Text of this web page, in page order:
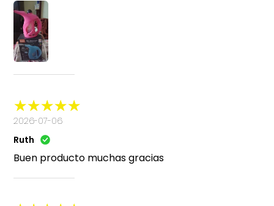
2026-07-06
Ruth
Buen producto muchas gracias